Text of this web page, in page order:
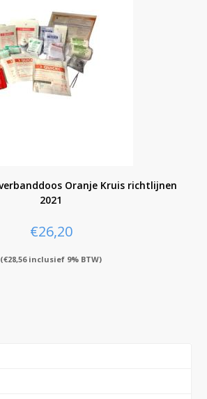
Oranje Kruis richtlijnen
2021
€26,20
(€28,56inclusief 9% BTW)